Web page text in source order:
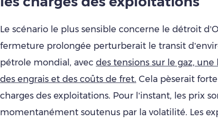
Le scénario le plus sensible concerne le détroit
fermeture prolongée perturberait le transit
pétrole mondial, avec des tensions sur le gaz, une
des engrais et des coûts de fret. Cela pèserait
charges des exploitations. Pour l’instant, les prix
momentanément soutenus par la volatilité. Les